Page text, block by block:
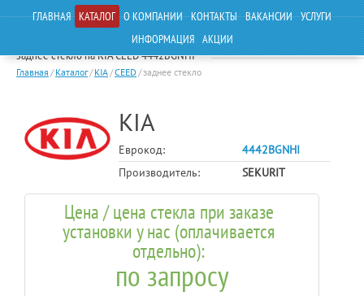
ГЛАВНАЯ КАТАЛОГ О КОМПАНИИ КОНТАКТЫ ВАКАНСИИ УСЛУГИ
ИНФОРМАЦИЯ АКЦИИ
заднее стекло на KIA CEED 4442BGNHI
Главная / Каталог/ KIA/CEED/заднее стекло
KIA
Еврокод:
4442BGNHI
Производитель:
SEKURIT
Цена / цена стекла при заказе
установки у нас (оплачивается
отдельно):
по запросу